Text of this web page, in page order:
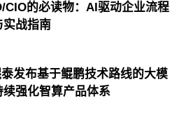
CIO的必读物：AI驱动企业流程
实战指南
发布基于鲲鹏技术路线的大模
强化智算产品体系